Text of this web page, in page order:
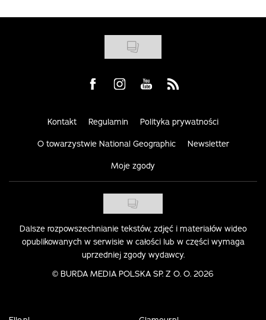
Visit us on Facebook
Visit us on Instagram
Visit us on Youtube
Visit us on Rss
Kontakt Regulamin Polityka prywatności
O towarzystwie National Geographic Newsletter
Moje zgody
Dalsze rozpowszechnianie tekstów, zdjęć i materiałów wideo
opublikowanych w serwisie w całości lub w części wymaga
uprzedniej zgody wydawcy.
© BURDA MEDIA POLSKA SP. Z O. O. 2026